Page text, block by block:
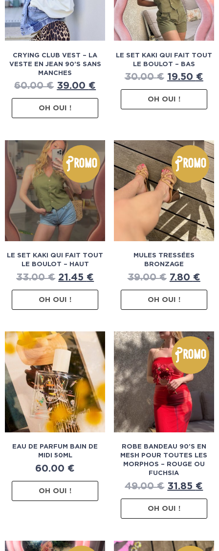
CRYING CLUB VEST – LA
VESTE EN JEAN 90’S SANS
MANCHES
60.00€ 39.00 €
OH OUI !
LE SET KAKI QUI FAIT TOUT
LE BOULOT – BAS
30.00€ 19.50 €
OH OUI !
Promo
LE SET KAKI QUI FAIT TOUT
LE BOULOT – HAUT
33.00€ 21.45 €
OH OUI !
Promo
MULES TRESSÉES
BRONZAGE
39.00€ 7.80 €
OH OUI !
EAU DE PARFUM BAIN DE
MIDI 50ML
60.00 €
OH OUI !
Promo
ROBE BANDEAU 90’S EN
MESH POUR TOUTES LES
MORPHOS – ROUGE OU
FUCHSIA
49.00€ 31.85 €
OH OUI !